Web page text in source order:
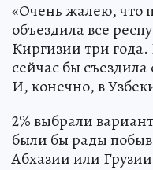
«Очень жалею, что
объездила все
Киргизии три
сейчас бы
И, конечно, в
2% выбрали
были бы рады
Абхазии или